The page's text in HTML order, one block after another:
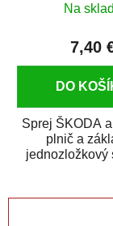
Na
7,40
DO
Sprej ŠKODA
plnič a
jednozložkový